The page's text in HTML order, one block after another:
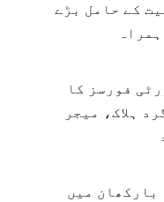
کے حامل بڑے
فورسز کا
دہشت گرد ہلاک، میجر
بارکھان میں